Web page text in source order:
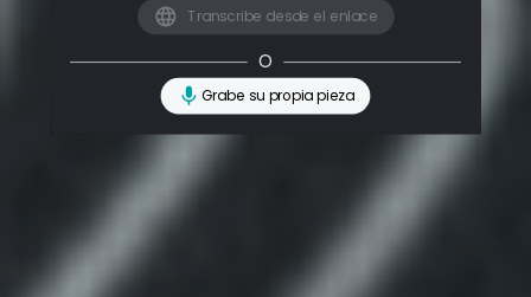
Transcribe desde el enlace
O
Grabe su propia pieza